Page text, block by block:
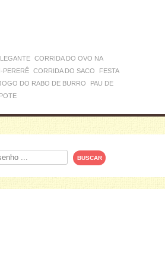
CORRIDA DO OVO NA
PERERÊ CORRIDA DO SACO
FESTA
DO RABO DE BURRO
PAU DE